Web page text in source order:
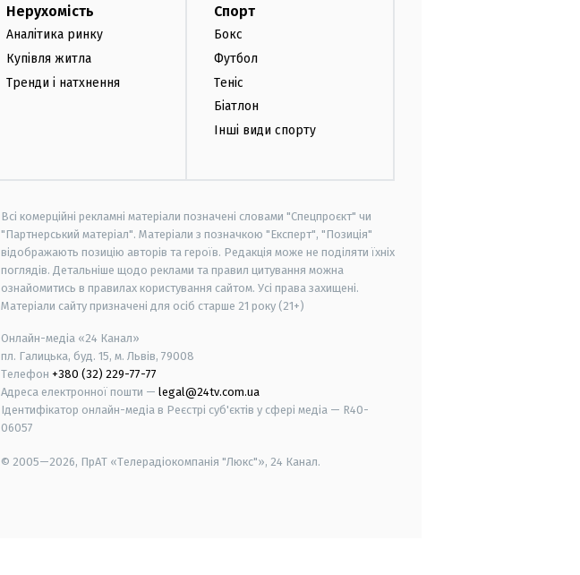
Нерухомість
Аналітика ринку
Купівля житла
Тренди і натхнення
Спорт
Бокс
Футбол
Теніс
Біатлон
Інші види спорту
Всі комерційні рекламні матеріали позначені словами "Спецпроєкт" чи
"Партнерський матеріал". Матеріали з позначкою "Експерт", "Позиція"
відображають позицію авторів та героїв. Редакція може не поділяти їхніх
поглядів. Детальніше щодо реклами та правил цитування можна
ознайомитись в правилах користування сайтом. Усі права захищені.
Матеріали сайту призначені для осіб старше 21 року (21+)
Онлайн-медіа «24 Канал»
пл. Галицька, буд. 15, м. Львів, 79008
Телефон +380 (32) 229-77-77
Адреса електронної пошти — legal@24tv.com.ua
Ідентифікатор онлайн-медіа в Реєстрі суб'єктів у сфері медіа — R40-
06057
© 2005—2026, ПрАТ «Телерадіокомпанія "Люкс"», 24 Канал.